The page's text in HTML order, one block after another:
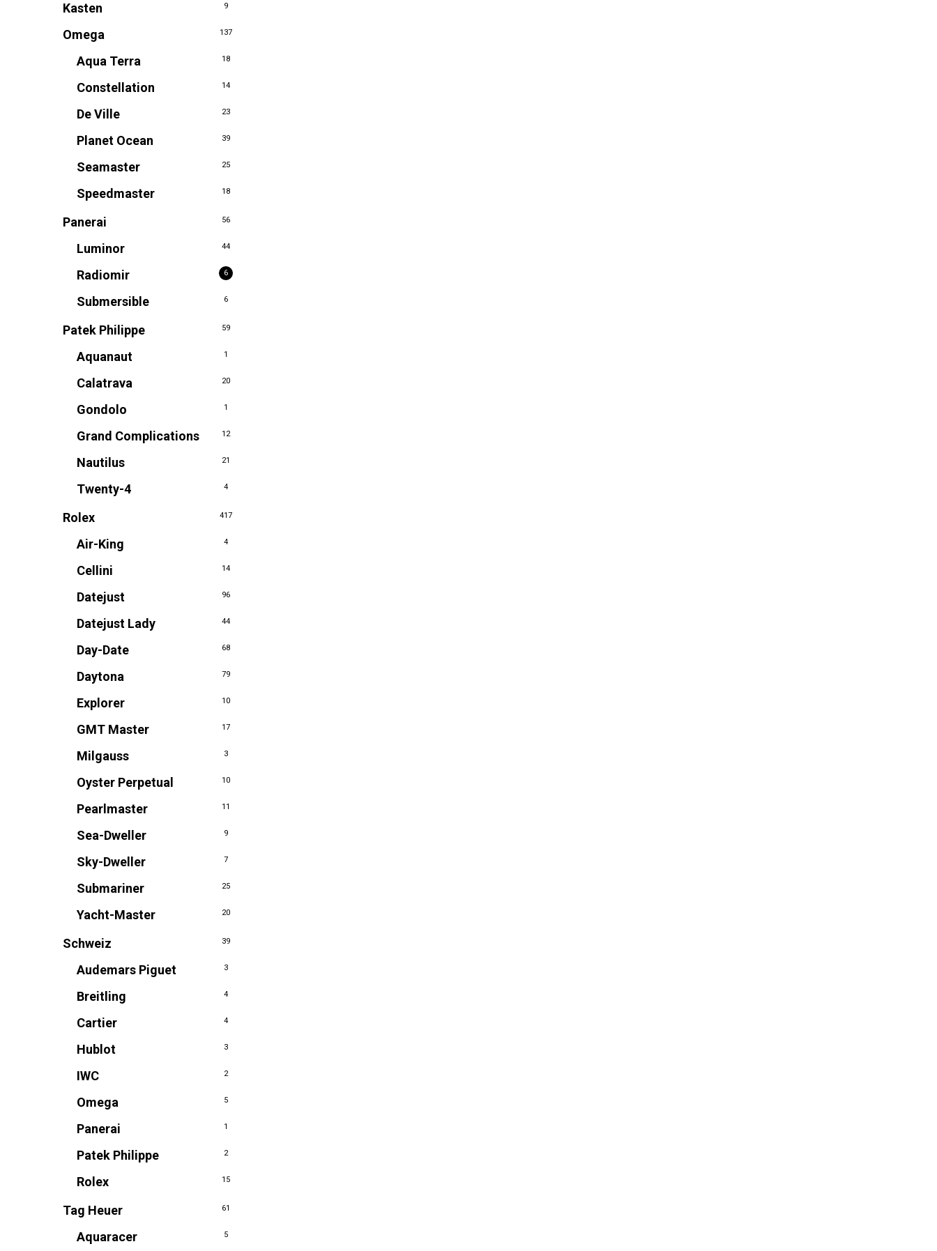
Kasten 9
Omega 137
Aqua Terra 18
Constellation 14
De Ville 23
Planet Ocean 39
Seamaster 25
Speedmaster 18
Panerai 56
Luminor 44
Radiomir 6
Submersible 6
Patek Philippe 59
Aquanaut 1
Calatrava 20
Gondolo 1
Grand Complications 12
Nautilus 21
Twenty-4 4
Rolex 417
Air-King 4
Cellini 14
Datejust 96
Datejust Lady 44
Day-Date 68
Daytona 79
Explorer 10
GMT Master 17
Milgauss 3
Oyster Perpetual 10
Pearlmaster 11
Sea-Dweller 9
Sky-Dweller 7
Submariner 25
Yacht-Master 20
Schweiz 39
Audemars Piguet 3
Breitling 4
Cartier 4
Hublot 3
IWC 2
Omega 5
Panerai 1
Patek Philippe 2
Rolex 15
Tag Heuer 61
Aquaracer 5